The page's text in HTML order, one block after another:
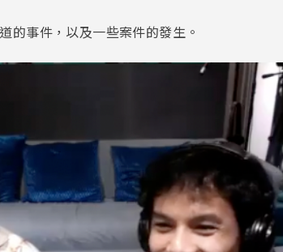
的事件，以及一些案件的發生。